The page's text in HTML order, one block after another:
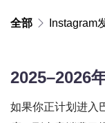
全部 Instagram
如果你正计划进入